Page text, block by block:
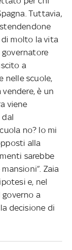
Tuttavia,
di molto la vita
governatore
a
nelle scuole,
è un
viene
dal
no? Io mi
alla
sarebbe
Zaia
e, nel
a
decisione di